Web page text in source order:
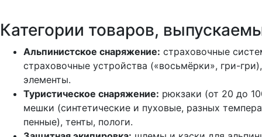
Категории товаров,
Альпинистское снаряжение: страховочные
страховочные устройства («восьмёрки», гри-
элементы.
Туристическое снаряжение: рюкзаки (от 20 до
мешки (синтетические и пуховые, разных
пенные), тенты, пологи.